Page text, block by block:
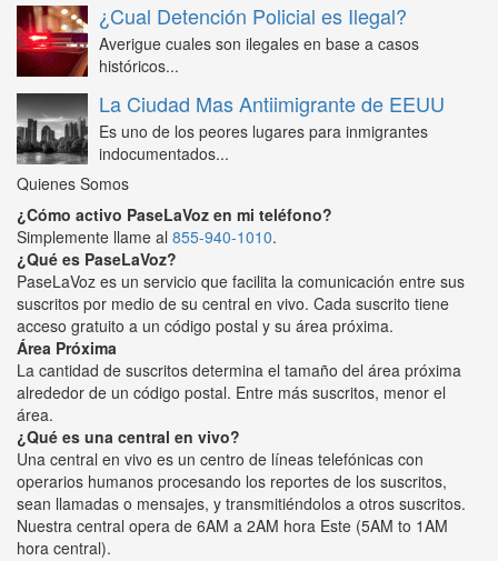
¿Cual Detención Policial es Ilegal?
Averigue cuales son ilegales en base a casos
históricos...
La Ciudad Mas Antiimigrante de EEUU
Es uno de los peores lugares para inmigrantes
indocumentados...
Quienes Somos
¿Cómo activo PaseLaVoz en mi teléfono?
Simplemente llame al 855-940-1010.
¿Qué es PaseLaVoz?
PaseLaVoz es un servicio que facilita la comunicación entre sus
suscritos por medio de su central en vivo. Cada suscrito tiene
acceso gratuito a un código postal y su área próxima.
Área Próxima
La cantidad de suscritos determina el tamaño del área próxima
alrededor de un código postal. Entre más suscritos, menor el
área.
¿Qué es una central en vivo?
Una central en vivo es un centro de líneas telefónicas con
operarios humanos procesando los reportes de los suscritos,
sean llamadas o mensajes, y transmitiéndolos a otros suscritos.
Nuestra central opera de 6AM a 2AM hora Este (5AM to 1AM
hora central).